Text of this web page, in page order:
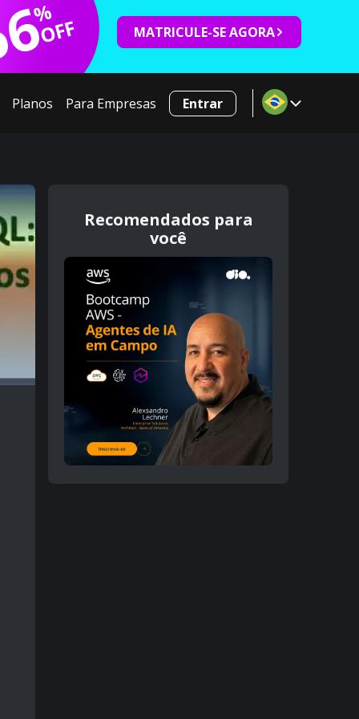
%
OFF MATRICULE-SE AGORA
Planos Para Empresas Entrar
Recomendados para
você